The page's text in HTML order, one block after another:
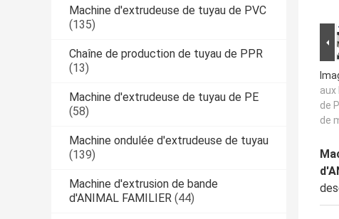
Machine d'extrudeuse de tuyau de PVC
(135)
Chaîne de production de tuyau de PPR
(13)
Machine d'extrudeuse de tuyau de PE
(58)
Machine ondulée d'extrudeuse de tuyau
(139)
Machine d'extrusion de bande
d'ANIMAL FAMILIER (44)
aux
de
de